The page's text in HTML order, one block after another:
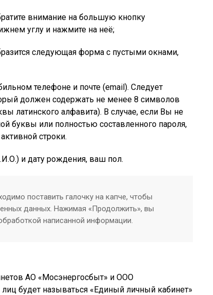
внимание на большую кнопку
углу и нажмите на неё;
следующая форма с пустыми окнами,
телефоне и почте (email). Следует
должен содержать не менее 8 символов
латинского алфавита). В случае, если Вы не
буквы или полностью составленного пароля,
строки.
и дату рождения, ваш пол.
поставить галочку на капче, чтобы
данных. Нажимая «Продолжить», вы
написанной информации.
АО «Мосэнергосбыт» и ООО
будет называться «Единый личный кабинет»